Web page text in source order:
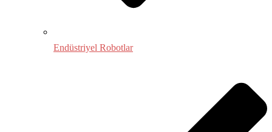
Endüstriyel Robotlar